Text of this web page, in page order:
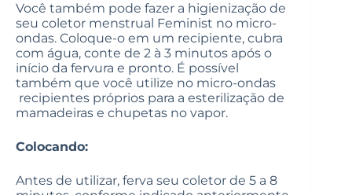
Você também pode fazer a higienização de
seu coletor menstrual Feminist no micro-
ondas. Coloque-o em um recipiente, cubra
com água, conte de 2 à 3 minutos após o
início da fervura e pronto. É possível
também que você utilize no micro-ondas
recipientes próprios para a esterilização de
mamadeiras e chupetas no vapor.
Colocando:
Antes de utilizar, ferva seu coletor de 5 a 8